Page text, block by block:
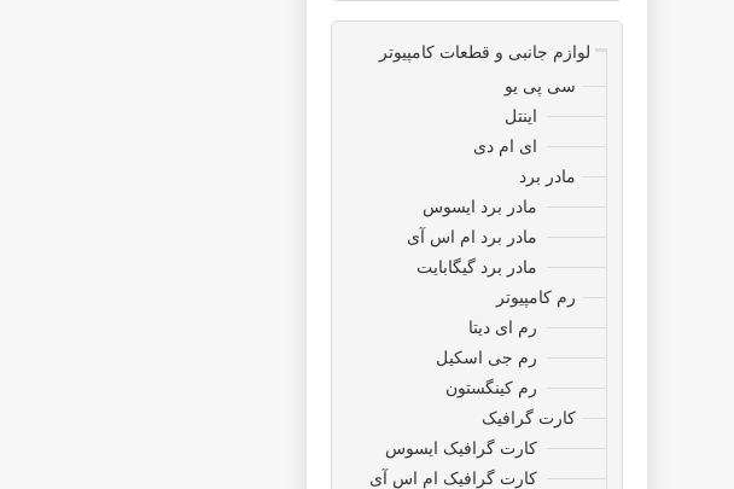
لوازم جانبی و قطعات کامپیوتر
سی پی یو
اینتل
ای ام دی
مادر برد
مادر برد ایسوس
مادر برد ام اس آی
مادر برد گیگابایت
رم کامپیوتر
رم ای دیتا
رم جی اسکیل
رم کینگستون
کارت گرافیک
کارت گرافیک ایسوس
کارت گرافیک ام اس آی